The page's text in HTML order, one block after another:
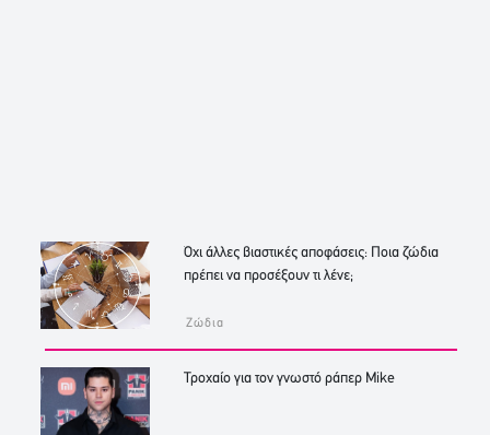
Όχι άλλες βιαστικές αποφάσεις: Ποια ζώδια
πρέπει να προσέξουν τι λένε;
Ζώδια
Τροχαίο για τον γνωστό ράπερ Mike